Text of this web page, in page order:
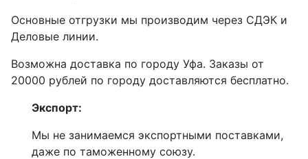
Основные отгрузки мы производим через СДЭК и
Деловые линии.
Возможна доставка по городу Уфа. Заказы от
20000 рублей по городу доставляются бесплатно.
Экспорт:
Мы не занимаемся экспортными поставками,
даже по таможенному союзу.